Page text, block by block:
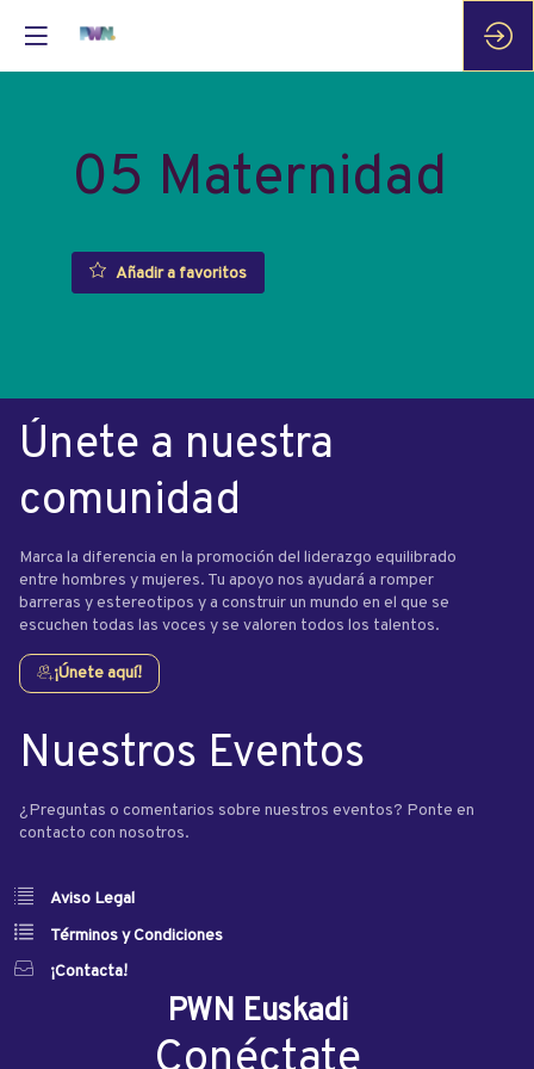
05 Maternidad
Añadir a favoritos
Únete a nuestra
comunidad
Marca la diferencia en la promoción del liderazgo equilibrado
entre hombres y mujeres. Tu apoyo nos ayudará a romper
barreras y estereotipos y a construir un mundo en el que se
escuchen todas las voces y se valoren todos los talentos.
¡Únete aquí!
Nuestros Eventos
¿Preguntas o comentarios sobre nuestros eventos? Ponte en
contacto con nosotros.
Aviso Legal
Términos y Condiciones
¡Contacta!
PWN Euskadi